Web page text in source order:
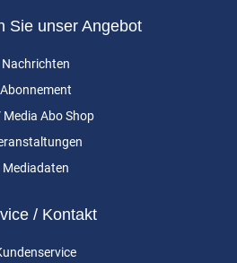
Sie unser Angebot
Nachrichten
Abonnement
Media Abo Shop
Mediadaten
/ Kontakt